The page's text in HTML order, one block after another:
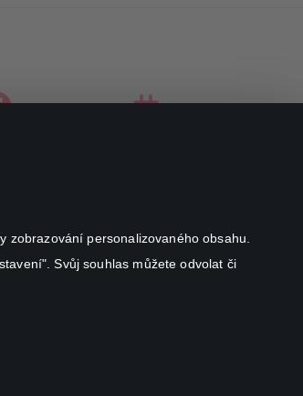
personalizovaného obsahu.
Svůj souhlas můžete odvolat či
instagram
S. à r.l. se sídlem Rue Albert Borschette 4,